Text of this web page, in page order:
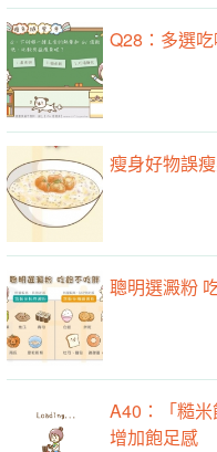
Q28：多選
瘦身好物誤
聰明選澱粉
A40：「糙
增加飽足感